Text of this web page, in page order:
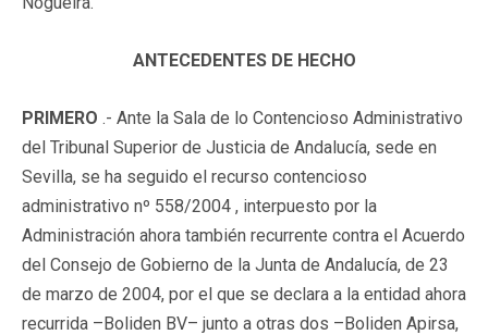
ANTECEDENTES DE HECHO
PRIMERO .- Ante la Sala de lo Contencioso Administrativo
del Tribunal Superior de Justicia de Andalucía, sede en
Sevilla, se ha seguido el recurso contencioso
administrativo nº 558/2004 , interpuesto por la
Administración ahora también recurrente contra el Acuerdo
del Consejo de Gobierno de la Junta de Andalucía, de 23
de marzo de 2004, por el que se declara a la entidad ahora
recurrida –Boliden BV– junto a otras dos –Boliden Apirsa,